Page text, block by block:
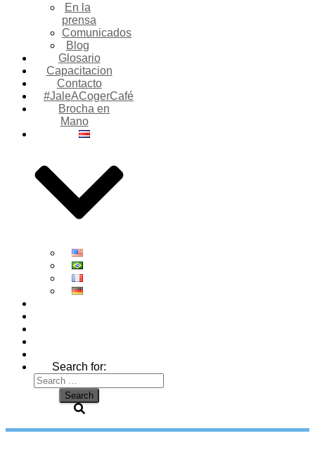
En la
prensa
Comunicados
Blog
Glosario
Capacitacion
Contacto
#JaleACogerCafé
Brocha en
Mano
Search for: